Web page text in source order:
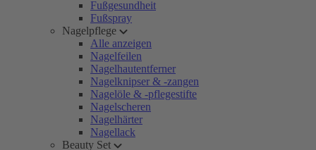
Fußgesundheit
Fußspray
Nagelpflege
Alle anzeigen
Nagelfeilen
Nagelhautentferner
Nagelknipser & -zangen
Nagelöle & -pflegestifte
Nagelscheren
Nagelhärter
Nagellack
Beauty Set